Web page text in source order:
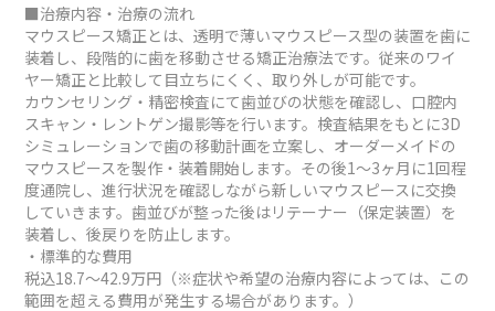
■治療内容・治療の流れ
マウスピース矯正とは、透明で薄いマウスピース型の装置を歯に
装着し、段階的に歯を移動させる矯正治療法です。従来のワイ
ヤー矯正と比較して目立ちにくく、取り外しが可能です。
カウンセリング・精密検査にて歯並びの状態を確認し、口腔内
スキャン・レントゲン撮影等を行います。検査結果をもとに3D
シミュレーションで歯の移動計画を立案し、オーダーメイドの
マウスピースを製作・装着開始します。その後1～3ヶ月に1回程
度通院し、進行状況を確認しながら新しいマウスピースに交換
していきます。歯並びが整った後はリテーナー（保定装置）を
装着し、後戻りを防止します。
・標準的な費用
税込18.7～42.9万円（※症状や希望の治療内容によっては、この
範囲を超える費用が発生する場合があります。）